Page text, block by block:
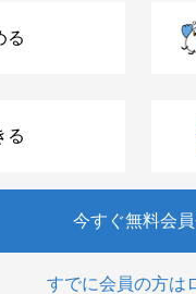
る
る
今すぐ無料会
すでに会員の方は